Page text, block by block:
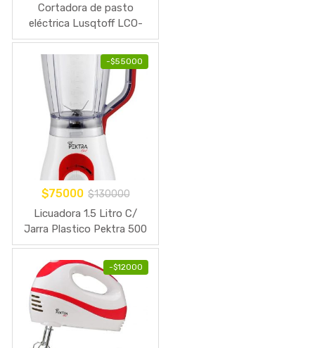
Cortadora de pasto
eléctrica Lusqtoff LCO-
1640B con bolsa
recolectora 1600W 230V
– 240V
-$55000
$75000 $130000
Licuadora 1.5 Litro C/
Jarra Plastico Pektra 500
W
-$12000